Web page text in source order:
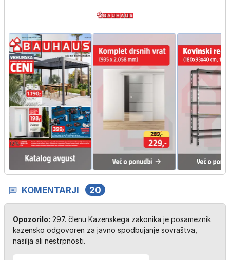
…
KOMENTARJI
20
Opozorilo: 297. členu Kazenskega zakonika je posameznik
kazensko odgovoren za javno spodbujanje sovraštva,
nasilja ali nestrpnosti.